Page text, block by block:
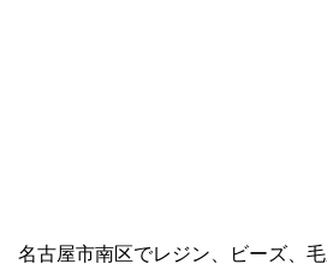
名古屋市南区でレジン、ビーズ、